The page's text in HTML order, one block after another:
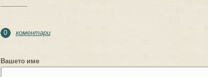
-------------
0 коментари
Вашето име